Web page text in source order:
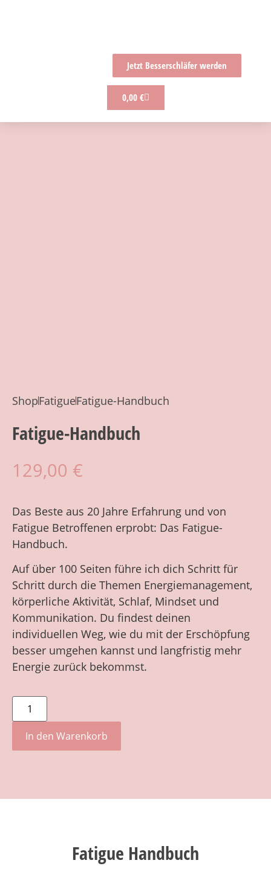
Jetzt Besserschläfer werden
0,00 €
ShopFatigueFatigue-Handbuch
Fatigue-Handbuch
129,00 €
Das Beste aus 20 Jahre Erfahrung und von
Fatigue Betroffenen erprobt: Das Fatigue-
Handbuch.
Auf über 100 Seiten führe ich dich Schritt für
Schritt durch die Themen Energiemanagement,
körperliche Aktivität, Schlaf, Mindset und
Kommunikation. Du findest deinen
individuellen Weg, wie du mit der Erschöpfung
besser umgehen kannst und langfristig mehr
Energie zurück bekommst.
In den Warenkorb
Fatigue Handbuch